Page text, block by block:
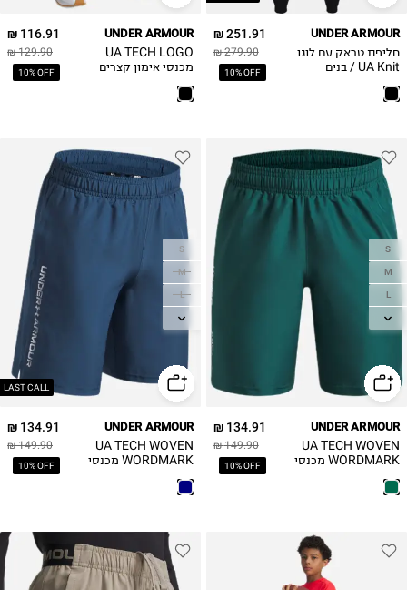
251.91 ₪
279.90 ₪
10% OFF
UNDER ARMOUR
חליפת טראק עם לוגו
UA Knit / בנים
116.91 ₪
129.90 ₪
10% OFF
UNDER ARMOUR
UA TECH LOGO
מכנסי אימון קצרים
S
M
L
XL
134.91 ₪
149.90 ₪
10% OFF
UNDER ARMOUR
UA TECH WOVEN
WORDMARK מכנסי
LAST CALL
S
M
L
XL
134.91 ₪
149.90 ₪
10% OFF
UNDER ARMOUR
UA TECH WOVEN
WORDMARK מכנסי